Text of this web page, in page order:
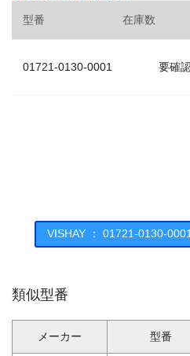
型番 在庫数
01721-0130-0001 要確
VISHAY ： 01721-0130-
類似型番
メーカー 型番